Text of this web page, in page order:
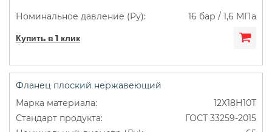
16 бар / 1,6 МПа
Купить в 1 клик
Фланец плоский нержавеющий
12Х18Н10Т
ГОСТ 33259-2015